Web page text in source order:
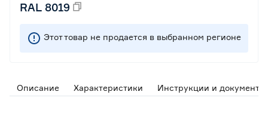
RAL 8019
Этот товар не продается в выбранном регионе
Описание Характеристики Инструкции и документы